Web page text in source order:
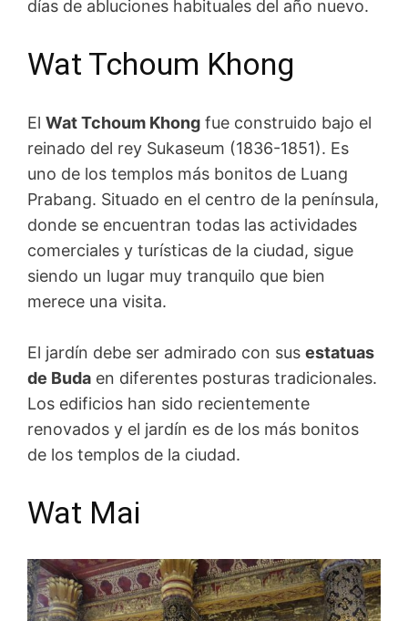
días de abluciones habituales del año nuevo.
Wat Tchoum Khong
El Wat Tchoum Khong fue construido bajo el
reinado del rey Sukaseum (1836-1851). Es
uno de los templos más bonitos de Luang
Prabang. Situado en el centro de la península,
donde se encuentran todas las actividades
comerciales y turísticas de la ciudad, sigue
siendo un lugar muy tranquilo que bien
merece una visita.
El jardín debe ser admirado con sus estatuas
de Buda en diferentes posturas tradicionales.
Los edificios han sido recientemente
renovados y el jardín es de los más bonitos
de los templos de la ciudad.
Wat Mai